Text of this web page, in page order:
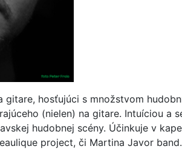
gitare, hosťujúci s množstvom
(nielen) na gitare. Intuíciou a
hudobnej scény. Účinkuje v
project, či Martina Javor band.